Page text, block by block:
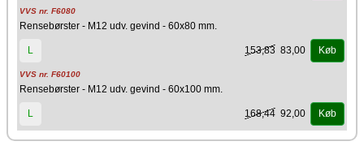
VVS nr. F6080
Rensebørster - M12 udv. gevind - 60x80 mm.
L 153,83 83,00 Køb
VVS nr. F60100
Rensebørster - M12 udv. gevind - 60x100 mm.
L 168,44 92,00 Køb